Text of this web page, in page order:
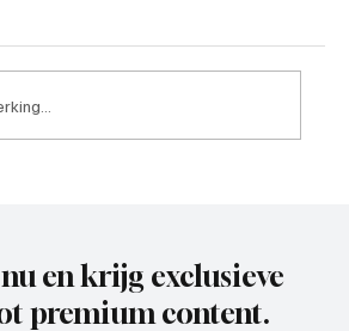
en krijg exclusieve
premium content.